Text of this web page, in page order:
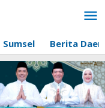
Sumsel Berita